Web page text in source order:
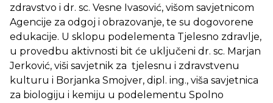
zdravstvo i dr. sc. Vesne Ivasović, višom savjetnicom
Agencije za odgoj i obrazovanje, te su dogovorene
edukacije. U sklopu podelementa Tjelesno zdravlje,
u provedbu aktivnosti bit će uključeni dr. sc. Marjan
Jerković, viši savjetnik za tjelesnu i zdravstvenu
kulturu i Borjanka Smojver, dipl. ing., viša savjetnica
za biologiju i kemiju u podelementu Spolno